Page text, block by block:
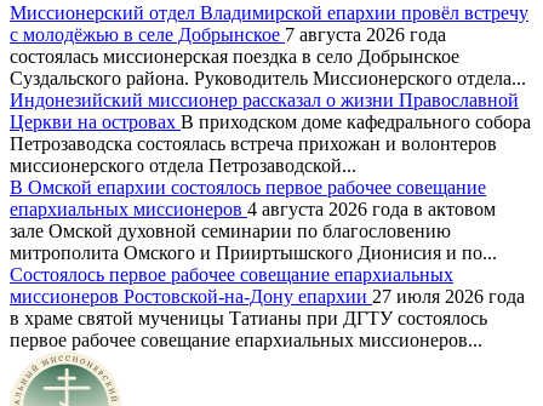
Миссионерский отдел Владимирской епархии провёл встречу
с молодёжью в селе Добрынское 7 августа 2026 года
состоялась миссионерская поездка в село Добрынское
Суздальского района. Руководитель Миссионерского отдела...
Индонезийский миссионер рассказал о жизни Православной
Церкви на островах В приходском доме кафедрального собора
Петрозаводска состоялась встреча прихожан и волонтеров
миссионерского отдела Петрозаводской...
В Омской епархии состоялось первое рабочее совещание
епархиальных миссионеров 4 августа 2026 года в актовом
зале Омской духовной семинарии по благословению
митрополита Омского и Прииртышского Дионисия и по...
Состоялось первое рабочее совещание епархиальных
миссионеров Ростовской-на-Дону епархии 27 июля 2026 года
в храме святой мученицы Татианы при ДГТУ состоялось
первое рабочее совещание епархиальных миссионеров...